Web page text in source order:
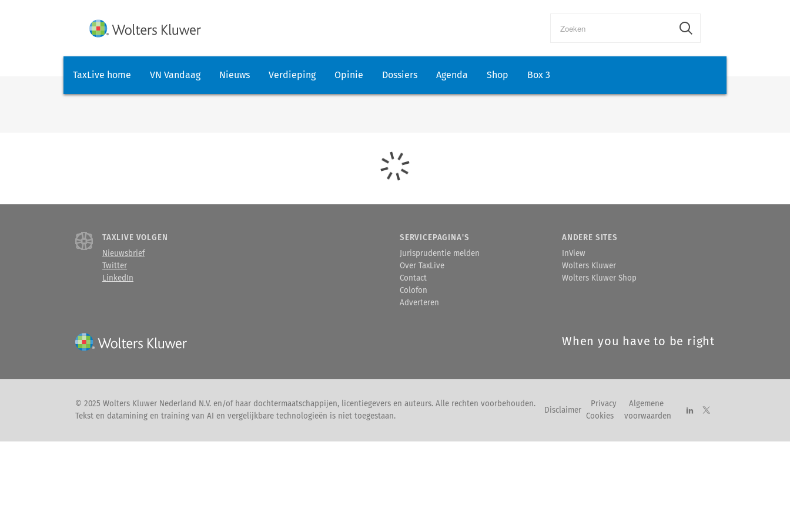
TaxLive home VN Vandaag Nieuws Verdieping Opinie Dossiers Agenda Shop Box 3
TAXLIVE VOLGEN
Nieuwsbrief
Twitter
LinkedIn
SERVICEPAGINA'S
Jurisprudentie melden
Over TaxLive
Contact
Colofon
Adverteren
ANDERE SITES
InView
Wolters Kluwer
Wolters Kluwer Shop
When you have to be right
© 2025 Wolters Kluwer Nederland N.V. en/of haar dochtermaatschappijen, licentiegevers en auteurs. Alle rechten voorbehouden.
Tekst en datamining en training van AI en vergelijkbare technologieën is niet toegestaan.
Disclaimer
Privacy
Cookies
Algemene
voorwaarden